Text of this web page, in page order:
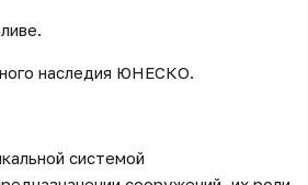
наследия ЮНЕСКО.
системой